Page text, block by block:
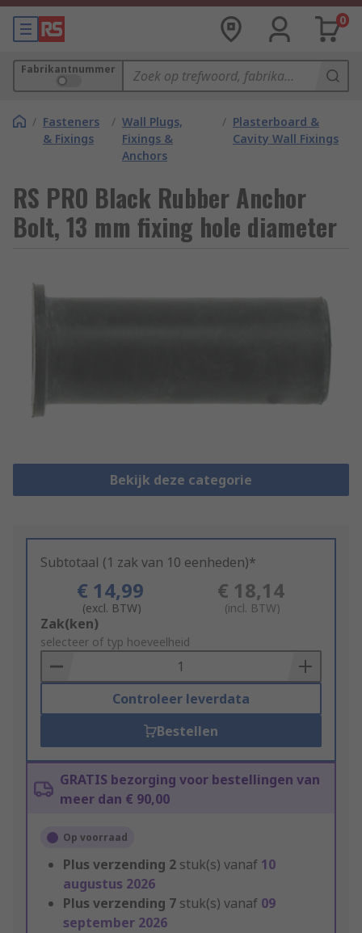
0
Fabrikantnummer
/ Fasteners
& Fixings
/ Wall Plugs,
Fixings &
Anchors
/ Plasterboard &
Cavity Wall Fixings
RS PRO Black Rubber Anchor
Bolt, 13 mm fixing hole diameter
Bekijk deze categorie
Subtotaal (1 zak van 10 eenheden)*
€ 14,99
(excl. BTW)
€ 18,14
(incl. BTW)
Add
to
Basket
Zak(ken)
selecteer of typ hoeveelheid
Controleer leverdata
Bestellen
GRATIS bezorging voor bestellingen van
meer dan € 90,00
Op voorraad
Plus verzending 2 stuk(s) vanaf 10
augustus 2026
Plus verzending 7 stuk(s) vanaf 09
september 2026